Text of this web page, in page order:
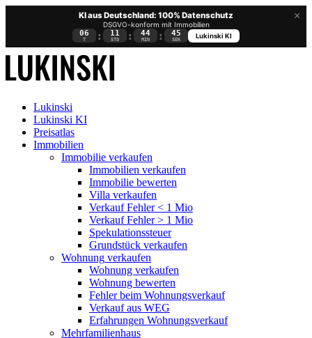
×
KI aus Deutschland: 100% Datenschutz
DSGVO-konform mit Immobilien
06
T : 11
STD : 44
MIN : 44
SEK
Lukinski KI
Lukinski
Lukinski KI
Preisatlas
Immobilien
Immobilie verkaufen
Immobilien verkaufen
Immobilie bewerten
Villa verkaufen
Verkauf Fehler < 1 Mio
Verkauf Fehler > 1 Mio
Spekulationssteuer
Grundstück verkaufen
Wohnung verkaufen
Wohnung verkaufen
Wohnung bewerten
Fehler beim Wohnungsverkauf
Verkauf aus WEG
Erfahrungen Wohnungsverkauf
Mehrfamilienhaus